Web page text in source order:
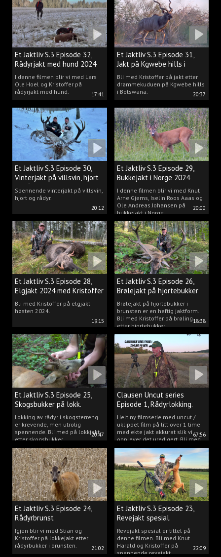
17:41
Et Jaktliv S.3 Episode 32,
Rådyrjakt med hund 2024
I denne filmen blir vi med Lars
Ole Hoel og Kristoffer på
rådyrjakt med hund.
20:37
Et Jaktliv S.3 Episode 31,
Jakt på Kgwebe hills i
Botswana
Bli med Kristoffer på jakt etter
drømmekuduen på Kgwebe hills
i Botswana.
20:12
Et Jaktliv S.3 Episode 30,
Vinterjakt på villsvin, hjort
og rådyr.
Spennende vinterjakt på villsvin,
hjort og rådyr.
20:00
Et Jaktliv S.3 Episode 29,
Bukkejakt i Norge 2024
I denne filmen blir vi med Knut
Arne Gjems, Iselin Roos Aaas og
Ole Andreas Johansen på
bukkejakt i Norge.
19:15
Et Jaktliv S.3 Episode 28,
Elgjakt 2024 med Kristoffer
Clausen
Bli med Kristoffer på elgjakt
høsten 2024.
18:38
Et Jaktliv S.3 Episode 26,
Brølejakt på hjortebukker
med Kristoffer Clausen
Brølejakt på hjortebukker i
brunsten er en heftig jaktform.
Bli med Kristoffer på brøling
etter hjortebukker.
20:47
Et Jaktliv S.3 Episode 25,
Skogsbukker på lokk.
Lokking av rådyr i skogsterreng
er krevende, men utrolig
spennende. Bli med på lokkjakt
etter skogsbukker.
67:56
Clausen Uncut series
Episode 1, Rådyrlokking.
Helt ny filmserie med uncut /
uklippet film på litt over 1 time
med ekte jakt akkurat slik vi
opplever det uredigert. Bli med
Kristoffer og opplev akkurat det
vi gjør når vi er ute og lokker
rådyr.
21:02
Et Jaktliv S.3 Episode 24,
Rådyrbrunst
Igjen blir vi med Stian og
Kristoffer på lokkejakt etter
rådyrbukker i brunsten.
22:09
Et Jaktliv S.3 Episode 23,
Revejakt spesial.
Revejakt spesial er tittel på
denne filmen. Bli med Knut
Harald og Kristoffer på
spennende revejakt.